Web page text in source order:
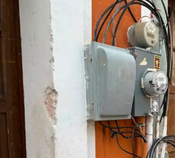
16 del Colegio del Nivel Medio
Rectoría General. Como parte de la
se impartió la conferencia
vida, no un final”, reforzando el
laboral representa una oportunidad
nuevos proyectos, mientras el legado
dedicaron décadas a la educación
permanece en las generaciones